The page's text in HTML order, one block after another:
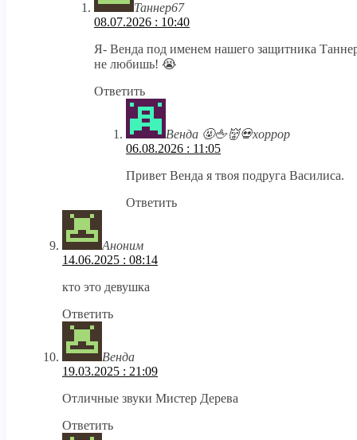
Таннер67
08.07.2026 : 10:40
Я- Венда под именем нашего защитника
не любишь! 😭
Ответить
Венда 🤬🖕👹💀хоррор
06.08.2026 : 11:05
Привет Венда я твоя подруга Василиса.
Ответить
Аноним
14.06.2025 : 08:14
кто это девушка
Ответить
Венда
19.03.2025 : 21:09
Отличные звуки Мистер Дерева
Ответить